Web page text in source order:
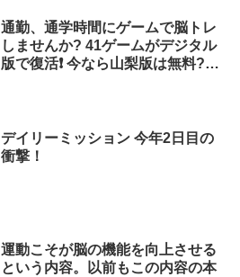
通勤、通学時間にゲームで脳トレ
しませんか? 41ゲームがデジタル
版で復活❗️ 今なら山梨版は無料?
デイリーミッション 今年2日目の
運動こそが脳の機能を向上させる
という内容。以前もこの内容の本